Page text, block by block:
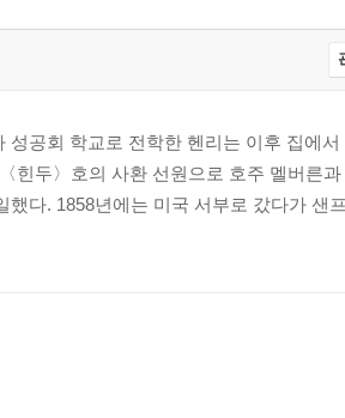
공회 학교로 전학한 헨리는 이후 집에
힌두〉호의 사환 선원으로 호주 멜버른
다. 1858년에는 미국 서부로 갔다가 샌